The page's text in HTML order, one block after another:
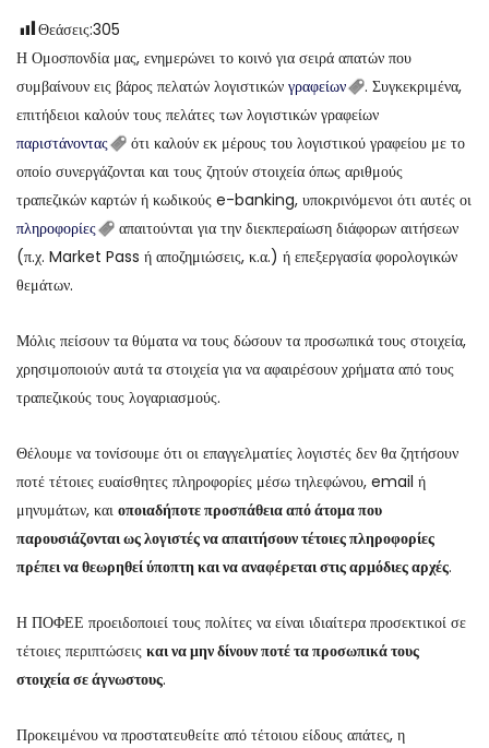
Θεάσεις:305
Η Ομοσπονδία μας, ενημερώνει το κοινό για σειρά απατών που
συμβαίνουν εις βάρος πελατών λογιστικών γραφείων
. Συγκεκριμένα,
επιτήδειοι καλούν τους πελάτες των λογιστικών γραφείων
παριστάνοντας
ότι καλούν εκ μέρους του λογιστικού γραφείου με το
οποίο συνεργάζονται και τους ζητούν στοιχεία όπως αριθμούς
τραπεζικών καρτών ή κωδικούς e-banking, υποκρινόμενοι ότι αυτές οι
πληροφορίες
απαιτούνται για την διεκπεραίωση διάφορων αιτήσεων
(π.χ. Market Pass ή αποζημιώσεις, κ.α.) ή επεξεργασία φορολογικών
θεμάτων.
Μόλις πείσουν τα θύματα να τους δώσουν τα προσωπικά τους στοιχεία,
χρησιμοποιούν αυτά τα στοιχεία για να αφαιρέσουν χρήματα από τους
τραπεζικούς τους λογαριασμούς.
Θέλουμε να τονίσουμε ότι οι επαγγελματίες λογιστές δεν θα ζητήσουν
ποτέ τέτοιες ευαίσθητες πληροφορίες μέσω τηλεφώνου, email ή
μηνυμάτων, και οποιαδήποτε προσπάθεια από άτομα που
παρουσιάζονται ως λογιστές να απαιτήσουν τέτοιες πληροφορίες
πρέπει να θεωρηθεί ύποπτη και να αναφέρεται στις αρμόδιες αρχές.
Η ΠΟΦΕΕ προειδοποιεί τους πολίτες να είναι ιδιαίτερα προσεκτικοί σε
τέτοιες περιπτώσεις και να μην δίνουν ποτέ τα προσωπικά τους
στοιχεία σε άγνωστους.
Προκειμένου να προστατευθείτε από τέτοιου είδους απάτες, η